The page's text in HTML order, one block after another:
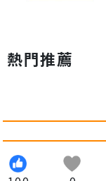
熱門推薦